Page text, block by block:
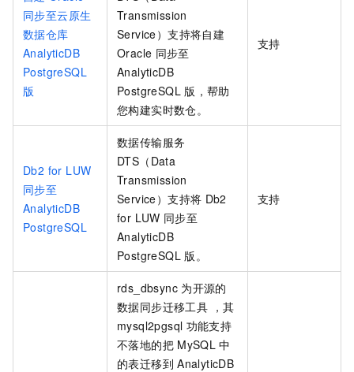
同步至云原生
数据仓库
AnalyticDB
PostgreSQL
版
Transmission
Service）支持将自建
Oracle 同步至
AnalyticDB
PostgreSQL 版 ，帮助
您构建实时数仓。
支持
Db2 for LUW
同步至
AnalyticDB
PostgreSQL
数据传输服务
DTS（Data
Transmission
Service）支持将 Db2
for LUW 同步至
AnalyticDB
PostgreSQL 版 。
支持
rds_dbsync 为开源的
数据同步迁移工具 ，其
mysql2pgsql 功能支持
不落地的把 MySQL 中
的表迁移到 AnalyticDB